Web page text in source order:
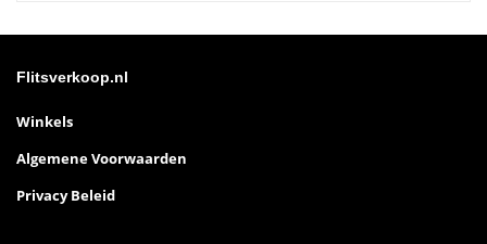
Flitsverkoop.nl
Winkels
Algemene Voorwaarden
Privacy Beleid